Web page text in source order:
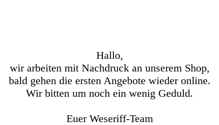
Hallo,
wir arbeiten mit Nachdruck an unserem Shop,
bald gehen die ersten Angebote wieder online.
Wir bitten um noch ein wenig Geduld.
Euer Weseriff-Team